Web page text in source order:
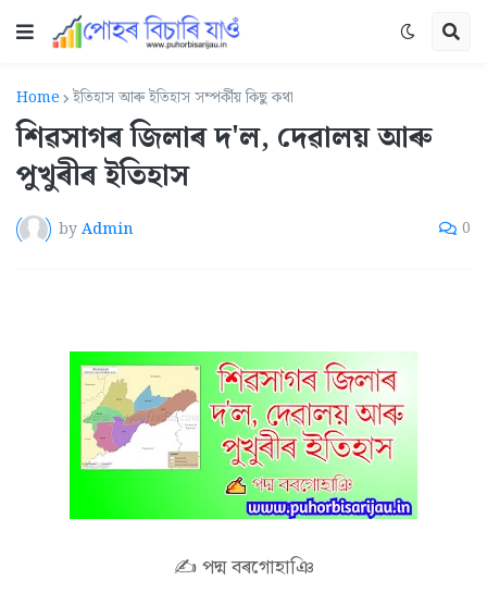
Home ইতিহাস আৰু ইতিহাস সম্পৰ্কীয় কিছু কথা
শিৱসাগৰ জিলাৰ দ'ল, দেৱালয় আৰু
পুখুৰীৰ ইতিহাস
byAdmin 0
✍ পদ্ম বৰগোহাঞি